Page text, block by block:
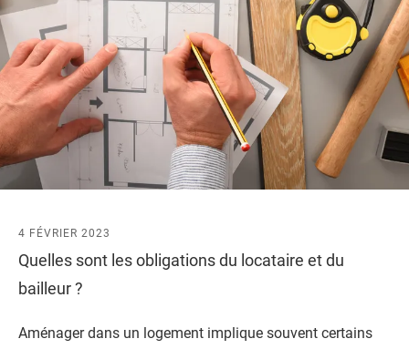
4 FÉVRIER 2023
Quelles sont les obligations du locataire et du
bailleur ?
Aménager dans un logement implique souvent certains